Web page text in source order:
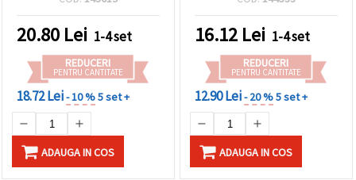
20.80 Lei 1-4 set
REDUCERI
PENTRU CANTITATE
18.72 Lei- 10 %5 set +
ADAUGA IN COS
handmade, DIY, moderne
și stilate
16.12 Lei 1-4 set
REDUCERI
PENTRU CANTITATE
12.90 Lei- 20 %5 set +
ADAUGA IN COS